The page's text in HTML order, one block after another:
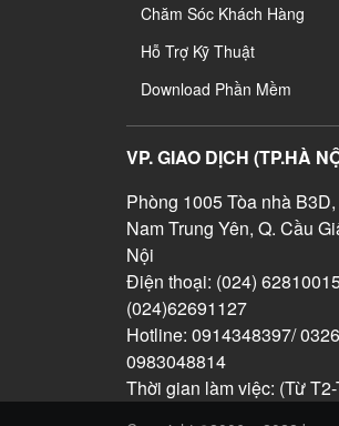
Chăm Sóc Khách Hàng
Hỗ Trợ Kỹ Thuật
Download Phần Mềm
VP. GIAO DỊCH (TP.HÀ
Phòng 1005 Tòa nhà
Nam Trung Yên, Q. Cầu
Nội
Điện thoại: (024)
(024)62691127
Hotline: 0914348397/
0983048814
Thời gian làm việc: (Từ